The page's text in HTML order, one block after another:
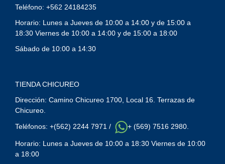
Teléfono: +562 24184235
Horario: Lunes a Jueves de 10:00 a 14:00 y de 15:00 a
18:30 Viernes de 10:00 a 14:00 y de 15:00 a 18:00
Sábado de 10:00 a 14:30
TIENDA CHICUREO
Dirección: Camino Chicureo 1700, Local 16. Terrazas de
Chicureo.
Teléfonos: +(562) 2244 7971 / + (569) 7516 2980.
Horario: Lunes a Jueves de 10:00 a 18:30 Viernes de 10:00
a 18:00